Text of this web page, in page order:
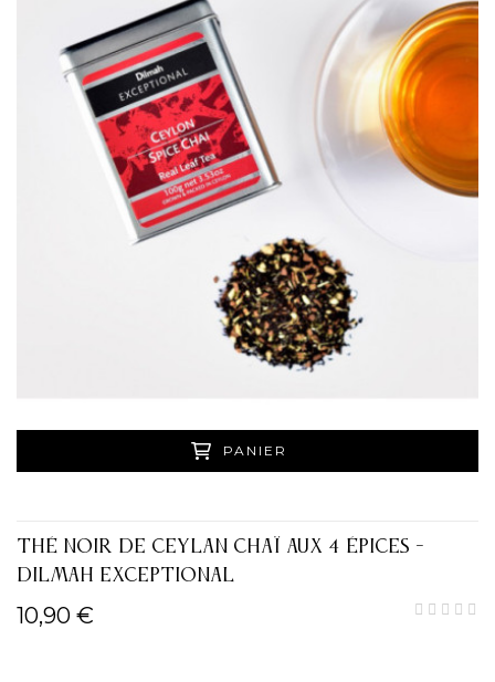
PANIER
THÉ NOIR DE CEYLAN CHAÏ AUX 4 ÉPICES -
DILMAH EXCEPTIONAL
10,90 €